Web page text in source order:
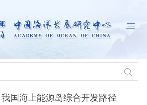
国海上能源岛综合开发路径